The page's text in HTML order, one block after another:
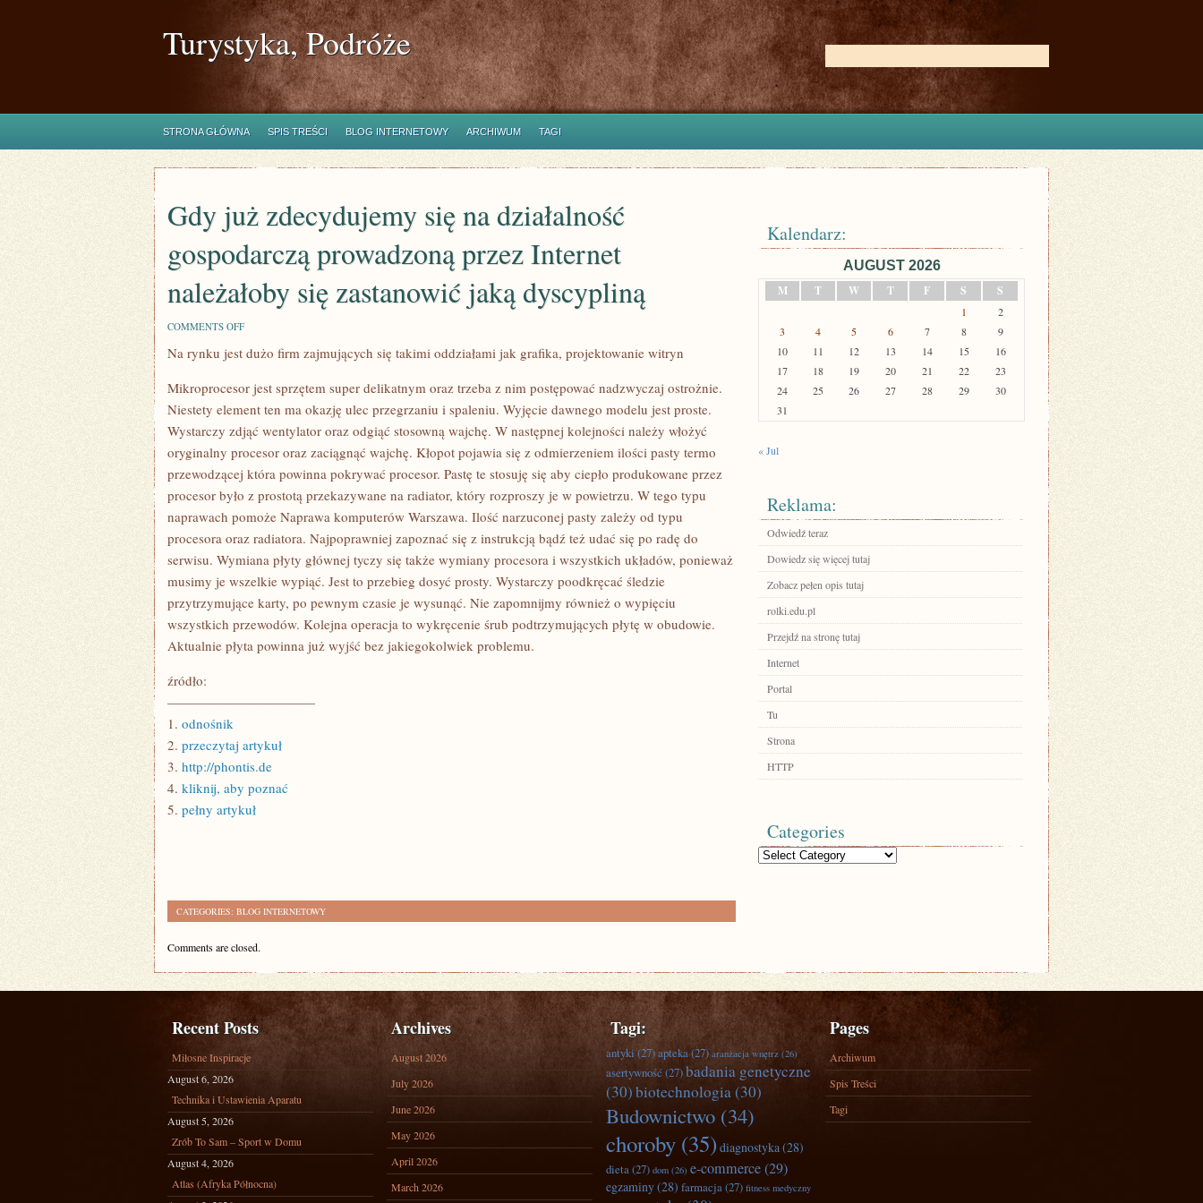
Turystyka, Podróże
STRONA GŁÓWNA SPIS TREŚCI BLOG INTERNETOWY ARCHIWUM TAGI
Gdy już zdecydujemy się na działalność
gospodarczą prowadzoną przez Internet
należałoby się zastanowić jaką dyscypliną
COMMENTS OFFON
JUŻ
ZDECYDUJEMY
NA
DZIAŁALNOŚĆ
PROWADZONĄ
INTERNET
NALEŻAŁOBY
ZASTANOWIĆ
JAKĄ
DYSCYPLINĄ
Na rynku jest dużo firm zajmujących się takimi oddziałami jak grafika, projektowanie witryn
Mikroprocesor jest sprzętem super delikatnym oraz trzeba z nim postępować nadzwyczaj ostrożnie.
Niestety element ten ma okazję ulec przegrzaniu i spaleniu. Wyjęcie dawnego modelu jest proste.
Wystarczy zdjąć wentylator oraz odgiąć stosowną wajchę. W następnej kolejności należy włożyć
oryginalny procesor oraz zaciągnąć wajchę. Kłopot pojawia się z odmierzeniem ilości pasty termo
przewodzącej która powinna pokrywać procesor. Pastę te stosuję się aby ciepło produkowane przez
procesor było z prostotą przekazywane na radiator, który rozproszy je w powietrzu. W tego typu
naprawach pomoże Naprawa komputerów Warszawa. Ilość narzuconej pasty zależy od typu
procesora oraz radiatora. Najpoprawniej zapoznać się z instrukcją bądź też udać się po radę do
serwisu. Wymiana płyty głównej tyczy się także wymiany procesora i wszystkich układów, ponieważ
musimy je wszelkie wypiąć. Jest to przebieg dosyć prosty. Wystarczy poodkręcać śledzie
przytrzymujące karty, po pewnym czasie je wysunąć. Nie zapomnijmy również o wypięciu
wszystkich przewodów. Kolejna operacja to wykręcenie śrub podtrzymujących płytę w obudowie.
Aktualnie płyta powinna już wyjść bez jakiegokolwiek problemu.
źródło:
———————————
1. odnośnik
2. przeczytaj artykuł
3. http://phontis.de
4. kliknij, aby poznać
5. pełny artykuł
CATEGORIES: BLOG INTERNETOWY
Comments are closed.
Kalendarz:
AUGUST 2026
M
T W T F S S
1
2
3
4 5 6 7 8
9
10
11 12 13 14 15
16
17
18 19 20 21 22
23
24
25 26 27 28 29
30
31
« Jul
Reklama:
Odwiedź teraz
Dowiedz się więcej tutaj
Zobacz pełen opis tutaj
rolki.edu.pl
Przejdź na stronę tutaj
Internet
Portal
Tu
Strona
HTTP
Categories
Categories
Recent Posts
Miłosne Inspiracje
August 6, 2026
Technika i Ustawienia Aparatu
August 5, 2026
Zrób To Sam – Sport w Domu
August 4, 2026
Atlas (Afryka Północna)
Archives
August 2026
July 2026
June 2026
May 2026
April 2026
March 2026
Tagi:
antyki(27)apteka(27) aranżacja wnętrz (26)
asertywność (27)badania genetyczne
(30)biotechnologia(30)
Budownictwo (34)
choroby (35) diagnostyka(28)
dieta(27) dom (26) e-commerce(29)
egzaminy(28) farmacja(27) fitness medyczny
Pages
Archiwum
Spis Treści
Tagi